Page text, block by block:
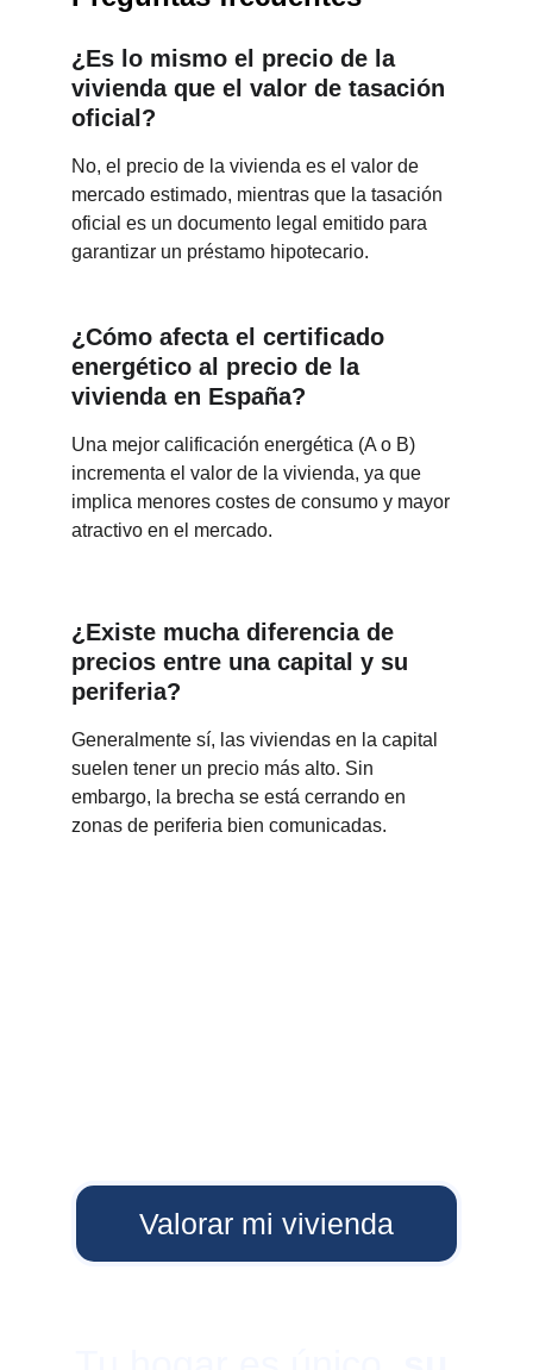
¿Es lo mismo el precio de la
vivienda que el valor de tasación
oficial?
No, el precio de la vivienda es el valor de
mercado estimado, mientras que la tasación
oficial es un documento legal emitido para
garantizar un préstamo hipotecario.
¿Cómo afecta el certificado
energético al precio de la
vivienda en España?
Una mejor calificación energética (A o B)
incrementa el valor de la vivienda, ya que
implica menores costes de consumo y mayor
atractivo en el mercado.
¿Existe mucha diferencia de
precios entre una capital y su
periferia?
Generalmente sí, las viviendas en la capital
suelen tener un precio más alto. Sin
embargo, la brecha se está cerrando en
zonas de periferia bien comunicadas.
Valorar mi vivienda